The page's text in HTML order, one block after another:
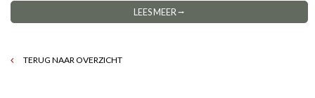
LEES MEER ⭢
TERUG NAAR OVERZICHT